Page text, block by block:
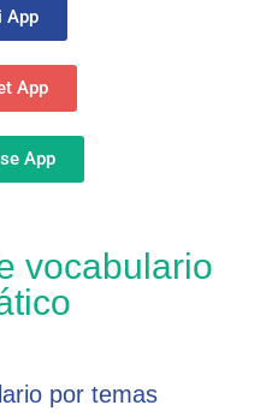
App
App
App
vocabulario
por temas